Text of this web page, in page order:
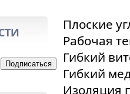
Подписаться
Плоские
Рабочая
Гибкий
Гибкий
Изоляция